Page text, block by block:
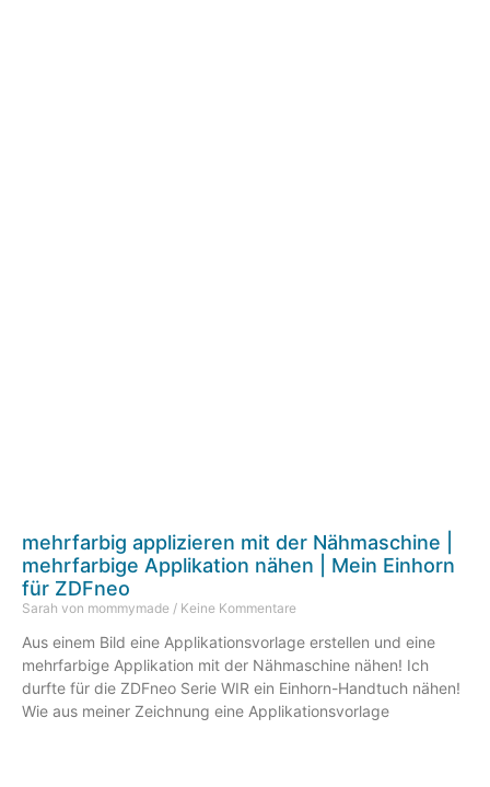
mehrfarbig applizieren mit der Nähmaschine |
mehrfarbige Applikation nähen | Mein Einhorn
für ZDFneo
Sarah von mommymade Keine Kommentare
Aus einem Bild eine Applikationsvorlage erstellen und eine
mehrfarbige Applikation mit der Nähmaschine nähen! Ich
durfte für die ZDFneo Serie WIR ein Einhorn-Handtuch nähen!
Wie aus meiner Zeichnung eine Applikationsvorlage